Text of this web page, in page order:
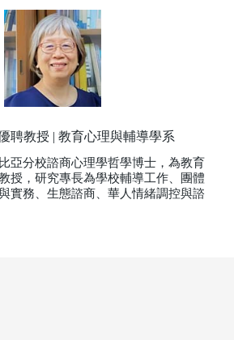
聘教授 | 教育心理與輔導學系
亞分校諮商心理學哲學博士，為教育
授，研究專長為學校輔導工作、團體
實務、生態諮商、華人情緒調控與諮